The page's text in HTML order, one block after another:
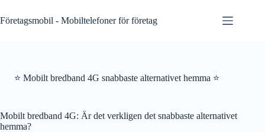
to
content
Företagsmobil - Mobiltelefoner för företag
⭐ Mobilt bredband 4G snabbaste alternativet hemma ⭐
Mobilt bredband 4G: Är det verkligen det snabbaste alternativet
hemma?